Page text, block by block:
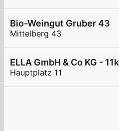
Bio-Weingut Gruber 43
Mittelberg 43
ELLA GmbH & Co KG -
Hauptplatz 11